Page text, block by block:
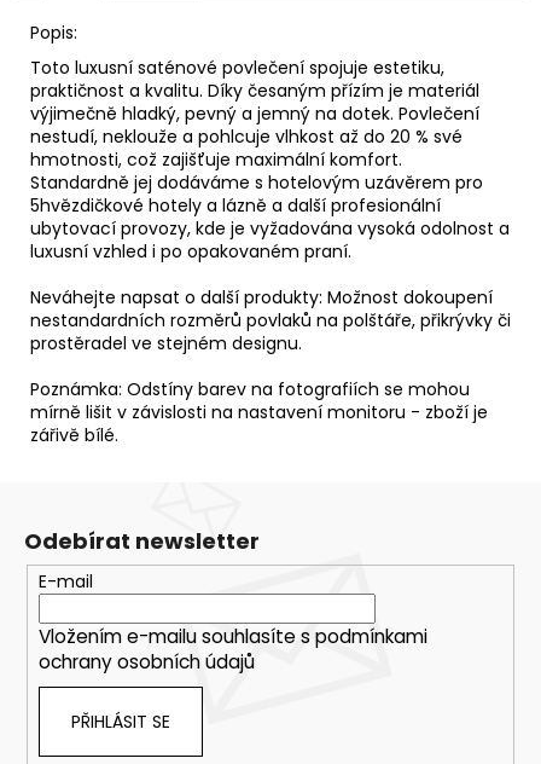
Popis:
Toto luxusní saténové povlečení spojuje estetiku,
praktičnost a kvalitu. Díky česaným přízím je materiál
výjimečně hladký, pevný a jemný na dotek. Povlečení
nestudí, neklouže a pohlcuje vlhkost až do 20 % své
hmotnosti, což zajišťuje maximální komfort.
Standardně jej dodáváme s hotelovým uzávěrem pro
5hvězdičkové hotely a lázně a další profesionální
ubytovací provozy, kde je vyžadována vysoká odolnost a
luxusní vzhled i po opakovaném praní.
Neváhejte napsat o další produkty: Možnost dokoupení
nestandardních rozměrů povlaků na polštáře, přikrývky či
prostěradel ve stejném designu.
Poznámka: Odstíny barev na fotografiích se mohou
mírně lišit v závislosti na nastavení monitoru - zboží je
zářivě bílé.
Odebírat newsletter
E-mail
Vložením e-mailu souhlasíte s podmínkami
ochrany osobních údajů
PŘIHLÁSIT SE